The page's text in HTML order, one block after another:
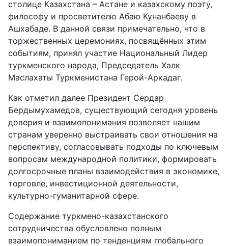
столице Казахстана – Астане и казахскому поэту,
философу и просветителю Абаю Кунанбаеву в
Ашхабаде. В данной связи примечательно, что в
торжественных церемониях, посвящённых этим
событиям, принял участие Национальный Лидер
туркменского народа, Председатель Халк
Маслахаты Туркменистана Герой-Аркадаг.
Как отметил далее Президент Сердар
Бердымухамедов, существующий сегодня уровень
доверия и взаимопонимания позволяет нашим
странам уверенно выстраивать свои отношения на
перспективу, согласовывать подходы по ключевым
вопросам международной политики, формировать
долгосрочные планы взаимодействия в экономике,
торговле, инвестиционной деятельности,
культурно-гуманитарной сфере.
Содержание туркмено-казахстанского
сотрудничества обусловлено полным
взаимопониманием по тенденциям глобального